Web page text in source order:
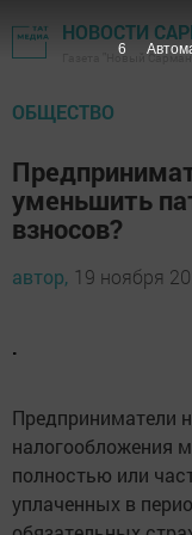
НОВОСТИ
Газета "Новый
ОБЩЕСТВО
уменьшить
взносов?
автор, 19 ноября
.
Предприниматели
налогообложения
полностью или
уплаченных в
5